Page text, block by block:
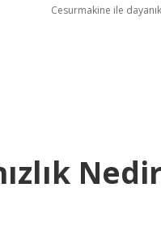
Cesurmakine ile